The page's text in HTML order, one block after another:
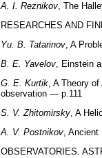
A. I. Reznikov, The
RESEARCHES AND
Yu. B. Tatarinov, A
B. E. Yavelov, Einstein
G. E. Kurtik, A Theory
observation — p.111
S. V. Zhitomirsky, A
A. V. Postnikov,
OBSERVATORIES.